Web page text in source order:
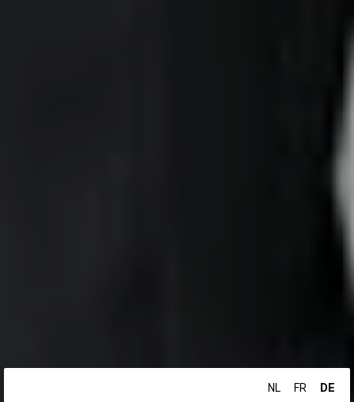
NL FR DE